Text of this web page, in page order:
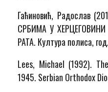
Гаћиновић, Радослав
СРБИМА У
РАТА. Култура полиса,
Lees, Michael (1992).
1945. Serbian Orthodox